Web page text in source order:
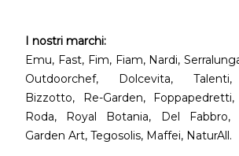
I nostri marchi:
Emu, Fast, Fim, Fiam, Nardi,
Outdoorchef, Dolcevita, Talenti,
Bizzotto, Re-Garden,
Roda, Royal Botania, Del Fabbro,
Garden Art, Tegosolis, Maffei, NaturAll.